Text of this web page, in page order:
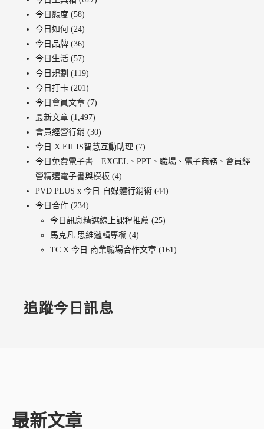
今日態度 (58)
今日如何 (24)
今日品牌 (36)
今日生活 (57)
今日規劃 (119)
今日打卡 (201)
今日會員文章 (7)
最新文章 (1,497)
會員經營行銷 (30)
今日 X EILIS智慧互動助理 (7)
今日免費電子書—EXCEL、PPT、職場、電子商務、會員經
營精選電子書與模板 (4)
PVD PLUS x 今日 自媒體行銷術 (44)
今日合作 (234)
今日訊息精選線上課程推薦 (25)
馬克凡 思維邏輯專欄 (4)
TC X 今日 商業職場合作文章 (161)
追蹤今日訊息
最新文章